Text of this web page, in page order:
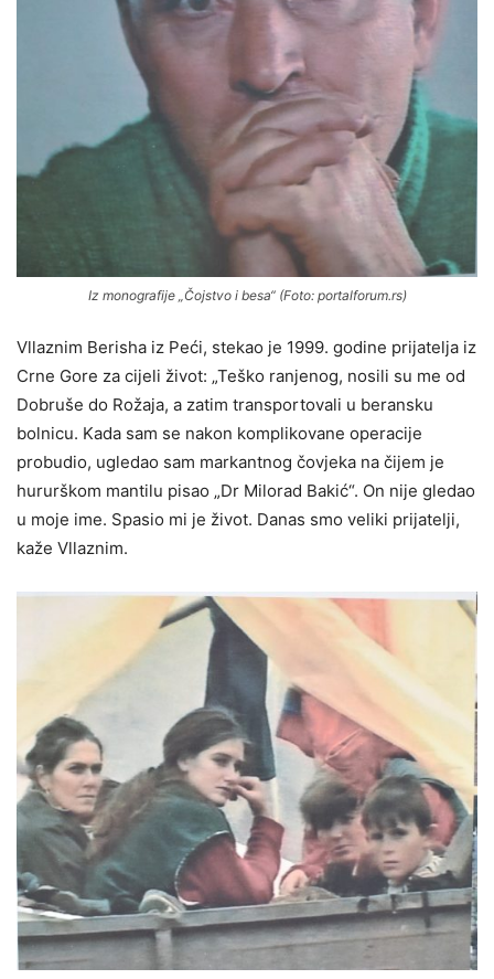
Iz monografije „Čojstvo i besa“ (Foto: portalforum.rs)
Vllaznim Berisha iz Peći, stekao je 1999. godine prijatelja iz
Crne Gore za cijeli život: „Teško ranjenog, nosili su me od
Dobruše do Rožaja, a zatim transportovali u beransku
bolnicu. Kada sam se nakon komplikovane operacije
probudio, ugledao sam markantnog čovjeka na čijem je
hururškom mantilu pisao „Dr Milorad Bakić“. On nije gledao
u moje ime. Spasio mi je život. Danas smo veliki prijatelji,
kaže Vllaznim.